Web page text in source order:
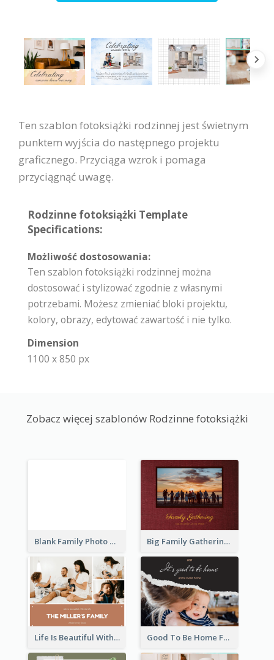
Ten szablon fotoksiążki rodzinnej jest świetnym
punktem wyjścia do następnego projektu
graficznego. Przyciąga wzrok i pomaga
przyciągnąć uwagę.
Rodzinne fotoksiążki Template
Specifications:
Możliwość dostosowania:
Ten szablon fotoksiążki rodzinnej można
dostosować i stylizować zgodnie z własnymi
potrzebami. Możesz zmieniać bloki projektu,
kolory, obrazy, edytować zawartość i nie tylko.
Dimension
1100 x 850 px
Zobacz więcej szablonów Rodzinne fotoksiążki
Blank Family Photo Book Big Family Gathering Photo Book
Life Is Beautiful With Family Photo Book Good To Be Home Family Photo Book